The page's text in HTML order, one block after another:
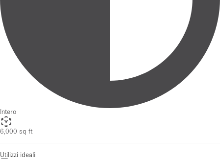
Intero
6,000 sq ft
Utilizzi ideali